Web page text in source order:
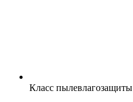
Класс пылевлагозащиты